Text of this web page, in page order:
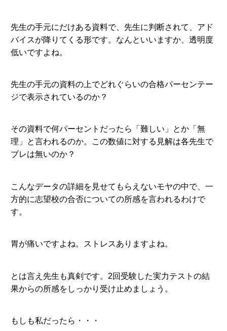
先生の手元にだけある資料で、先生に判断されて、アド
バイスが降りてくる形です。なんといいますか、透明度
低いですよね。
先生の手元の資料の上でどれぐらいの合格パーセンテー
ジで表示されているのか？
その資料で何パーセントだったら「難しい」とか「無
理」と言われるのか。この数値に対する見解は各先生で
ブレは無いのか？
こんなデータの詳細を見せてもらえないモヤの中で、一
方的に志望校の合否についての所感を言われるわけで
す。
胃が痛いですよね。ストレスありますよね。
とは言え先生も真剣です。2回受験した実力テストの結
果からの所感をしっかり受け止めましょう。
もしも私だったら・・・